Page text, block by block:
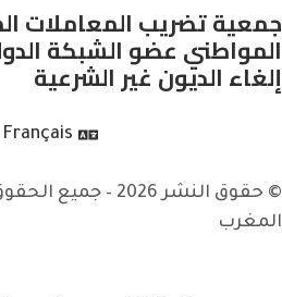
جمعية تضريب المعاملات
المواطني عضو الشبكة
إلغاء الديون غير الشرعية
Français
© حقوق النشر 2026
المغرب